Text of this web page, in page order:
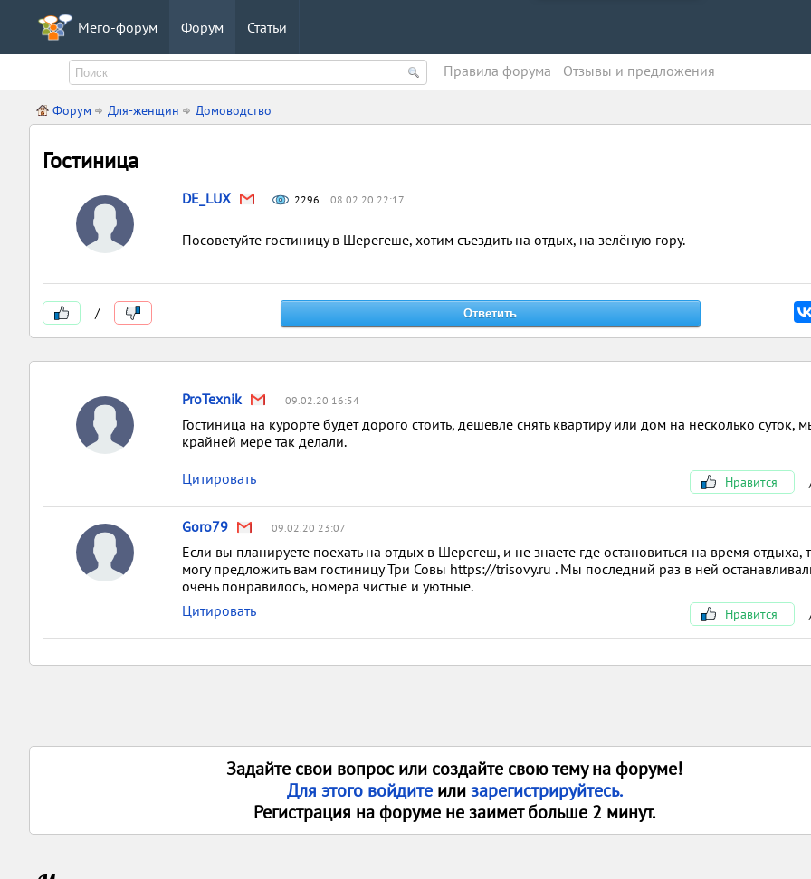
Мего-форум Форум Статьи
Правила форума Oтзывы и предложения
Форум Для-женщин Домоводство
Гостиница
DE_LUX 2296 08.02.20 22:17
Посоветуйте гостиницу в Шерегеше, хотим съездить на отдых, на зелёную гору.
/
ProTexnik 09.02.20 16:54
Гостиница на курорте будет дорого стоить, дешевле снять квартиру или дом на несколько суток,
крайней мере так делали.
Цитировать Нравится
Goro79 09.02.20 23:07
Если вы планируете поехать на отдых в Шерегеш, и не знаете где остановиться на время отдыха,
могу предложить вам гостиницу Три Совы https://trisovy.ru . Мы последний раз в ней
очень понравилось, номера чистые и уютные.
Цитировать
Нравится
Задайте свои вопрос или создайте свою тему на форуме!
Для этого войдите илизарегистрируйтесь.
Регистрация на форуме не заимет больше 2 минут.